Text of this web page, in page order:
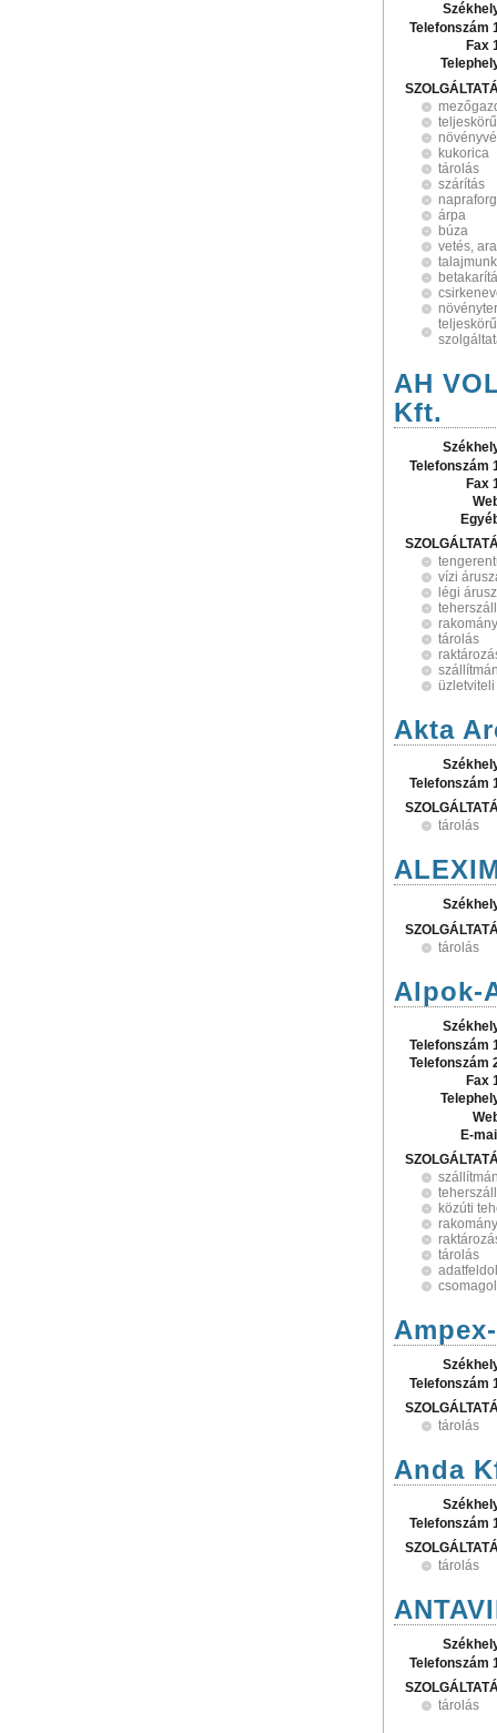
Telefonszám
Fax
kukorica
tárolás
szárítás
árpa
búza
vetés,
AH
Kft.
Telefonszám
Fax
vízi
légi
tárolás
Akta
Telefonszám
tárolás
tárolás
Alpok-
Telefonszám
Telefonszám
Fax
E-
közúti
tárolás
Telefonszám
tárolás
Anda
Telefonszám
tárolás
Telefonszám
tárolás